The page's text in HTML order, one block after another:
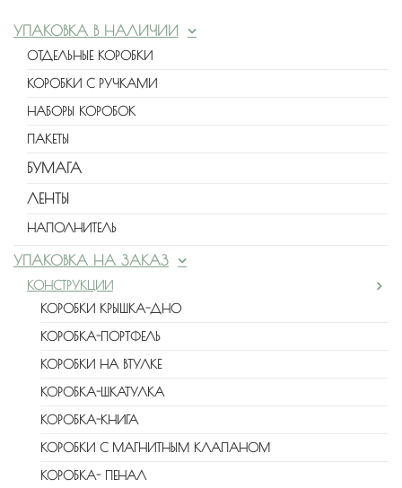
УПАКОВКА В НАЛИЧИИ
ОТДЕЛЬНЫЕ КОРОБКИ
КОРОБКИ С РУЧКАМИ
НАБОРЫ КОРОБОК
ПАКЕТЫ
БУМАГА
ЛЕНТЫ
НАПОЛНИТЕЛЬ
УПАКОВКА НА ЗАКАЗ
КОНСТРУКЦИИ
КОРОБКИ КРЫШКА-ДНО
КОРОБКА-ПОРТФЕЛЬ
КОРОБКИ НА ВТУЛКЕ
КОРОБКА-ШКАТУЛКА
КОРОБКА-КНИГА
КОРОБКИ С МАГНИТНЫМ КЛАПАНОМ
КОРОБКА- ПЕНАЛ